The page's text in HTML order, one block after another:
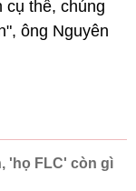
cụ thể, chúng
ông Nguyên
'họ FLC' còn gì